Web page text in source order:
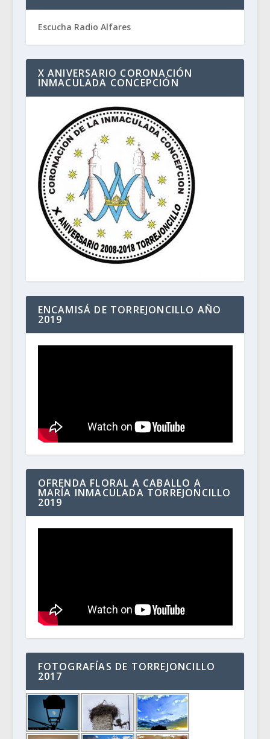
Escucha Radio Alfares
X ANIVERSARIO CORONACIÓN
INMACULADA CONCEPCIÓN
ENCAMISÁ DE TORREJONCILLO AÑO
2019
OFRENDA FLORAL A CABALLO A
MARÍA INMACULADA TORREJONCILLO
2019
FOTOGRAFÍAS DE TORREJONCILLO
2017